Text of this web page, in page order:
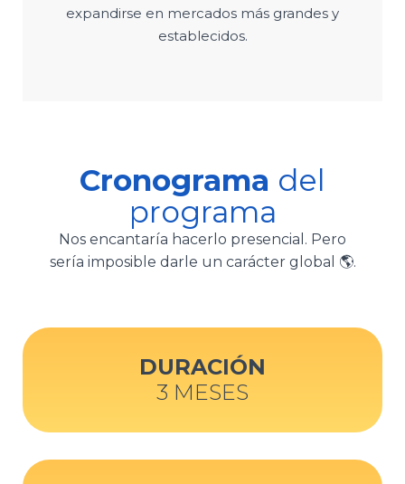
expandirse en mercados más grandes y
establecidos.
Cronograma del
programa
Nos encantaría hacerlo presencial. Pero
sería imposible darle un carácter global 🌎.
DURACIÓN
3 MESES